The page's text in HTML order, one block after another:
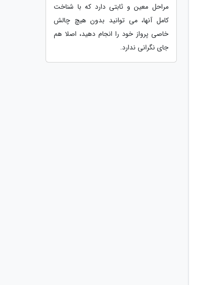
مراحل معین و ثابتی دارد که با شناخت
کامل آنها، می توانید بدون هیچ چالش
خاصی پرواز خود را انجام دهید، اصلا هم
جای نگرانی ندارد.